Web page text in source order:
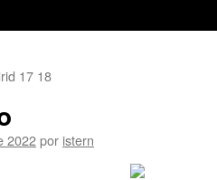
17 18
2022por istern